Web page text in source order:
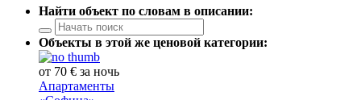
Найти объект по словам в описании:
Объекты в этой же ценовой категории:
от 70 € за ночь
Апартаменты